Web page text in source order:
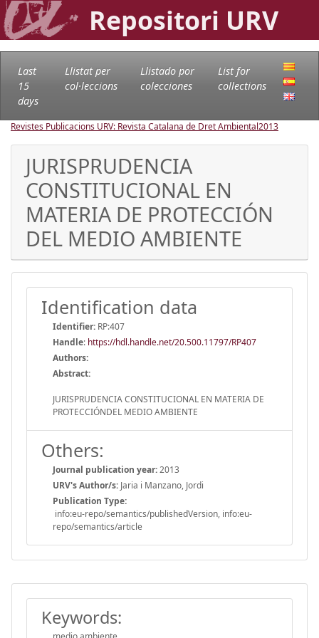
Repositori URV
Last
15
days
Llistat per
col·leccions
Llistado por
colecciones
List for
collections
Revistes Publicacions URV: Revista Catalana de Dret Ambiental2013
JURISPRUDENCIA
CONSTITUCIONAL EN
MATERIA DE PROTECCIÓN
DEL MEDIO AMBIENTE
Identification data
Identifier: RP:407
Handle: https://hdl.handle.net/20.500.11797/RP407
Authors:
Abstract:
JURISPRUDENCIA CONSTITUCIONAL EN MATERIA DE
PROTECCIÓNDEL MEDIO AMBIENTE
Others:
Journal publication year:2013
URV's Author/s: Jaria i Manzano, Jordi
Publication Type:
info:eu-repo/semantics/publishedVersion, info:eu-
repo/semantics/article
Keywords: